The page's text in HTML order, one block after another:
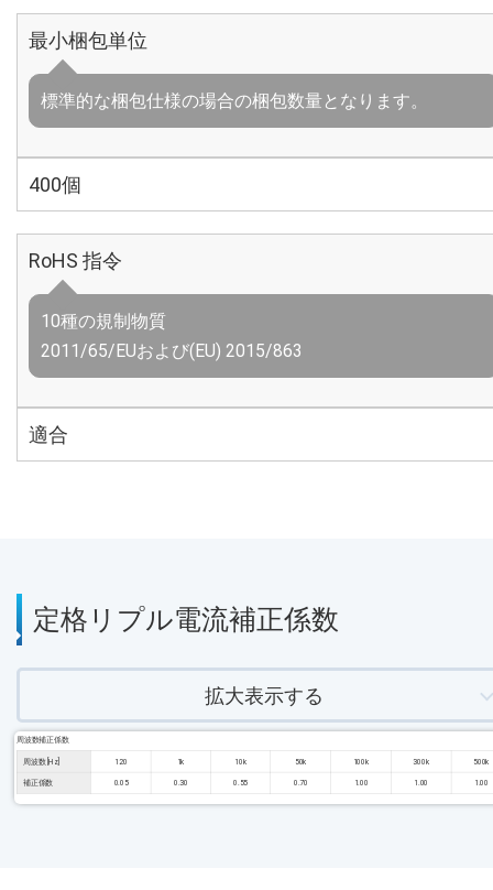
最小梱包単位
標準的な梱包仕様の場合の梱包数量となります。
400個
RoHS 指令
10種の規制物質
2011/65/EUおよび(EU) 2015/863
適合
定格リプル電流補正係数
拡大表示する
周波数補正係数
周波数 [Hz] 120 1k 10k 50k 100k 300k 500k
補正係数 0.05 0.30 0.55 0.70 1.00 1.00 1.00